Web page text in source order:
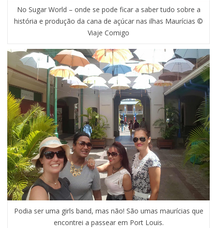
No Sugar World – onde se pode ficar a saber tudo sobre a
história e produção da cana de açúcar nas ilhas Maurícias ©
Viaje Comigo
Podia ser uma girls band, mas não! São umas maurícias que
encontrei a passear em Port Louis.